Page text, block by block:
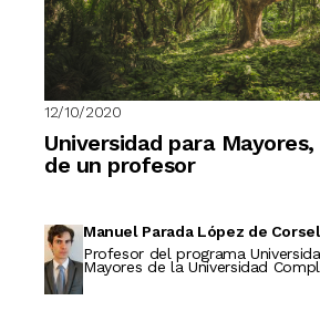
12/10/2020
Universidad para
de un profesor
Manuel Parada López de
Profesor del programa
Mayores de la Universidad